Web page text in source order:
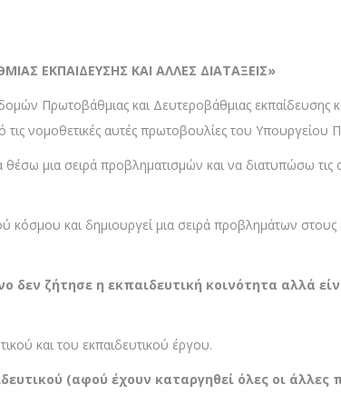
ΕΚΠΑΙΔΕΥΣΗΣ ΚΑΙ ΑΛΛΕΣ ΔΙΑΤΑΞΕΙΣ»
Πρωτοβάθμιας και Δευτεροβάθμιας εκπαίδευσης
νομοθετικές αυτές πρωτοβουλίες του Υπουργείου
μια σειρά προβληματισμών και να διατυπώσω
κόσμου και δημιουργεί μια σειρά προβλημάτων στους
ζήτησε η εκπαιδευτική κοινότητα αλλά
και του εκπαιδευτικού έργου.
(αφού έχουν καταργηθεί όλες οι άλλες